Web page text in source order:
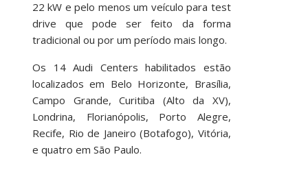
22 kW e pelo menos um veículo para test
drive que pode ser feito da forma
tradicional ou por um período mais longo.
Os 14 Audi Centers habilitados estão
localizados em Belo Horizonte, Brasília,
Campo Grande, Curitiba (Alto da XV),
Londrina, Florianópolis, Porto Alegre,
Recife, Rio de Janeiro (Botafogo), Vitória,
e quatro em São Paulo.